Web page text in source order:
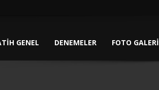
GENEL DENEMELER FOTO GALERİ